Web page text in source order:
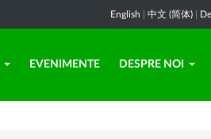
English 中文 (简体)
EVENIMENTE DESPRE NOI